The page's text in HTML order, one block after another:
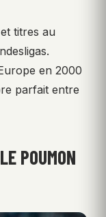
titres au
en 2000
parfait entre
POUMON